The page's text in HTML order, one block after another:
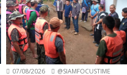
07/08/2026 @SIAMFOCUSTIME